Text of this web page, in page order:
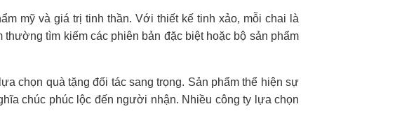
mỹ và giá trị tinh thần. Với thiết kế tinh xảo, mỗi chai là
tìm kiếm các phiên bản đặc biệt hoặc bộ sản phẩm
chọn quà tặng đối tác sang trọng. Sản phẩm thể hiện sự
chúc phúc lộc đến người nhận. Nhiều công ty lựa chọn